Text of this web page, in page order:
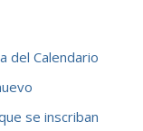
del Calendario
se inscriban